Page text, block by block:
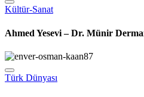
Ahmed Yesevi – Dr. Münir Derman